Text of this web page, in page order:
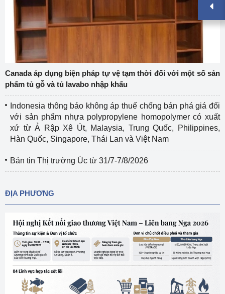
Canada áp dụng biện pháp tự vệ tạm thời đối với một số sản
phẩm tủ gỗ và tủ lavabo nhập khẩu
Indonesia thông báo không áp thuế chống bán phá giá đối
với sản phẩm nhựa polypropylene homopolymer có xuất
xứ từ Ả Rập Xê Út, Malaysia, Trung Quốc, Philippines,
Hàn Quốc, Singapore, Thái Lan và Việt Nam
Bản tin Thị trường Úc từ 31/7-7/8/2026
ĐỊA PHƯƠNG